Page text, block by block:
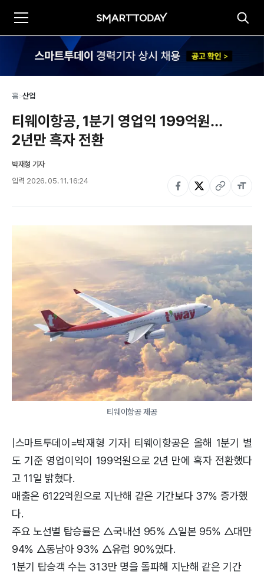
홈>산업
티웨이항공, 1분기 영업익 199억원…
2년만 흑자 전환
박재형 기자
입력 2026. 05. 11. 16:24
티웨이항공 제공
|스마트투데이=박재형 기자| 티웨이항공은 올해 1분기 별
도 기준 영업이익이 199억원으로 2년 만에 흑자 전환했다
고 11일 밝혔다.
매출은 6122억원으로 지난해 같은 기간보다 37% 증가했
다.
주요 노선별 탑승률은 △국내선 95% △일본 95% △대만
94% △동남아 93% △유럽 90%였다.
1분기 탑승객 수는 313만 명을 돌파해 지난해 같은 기간